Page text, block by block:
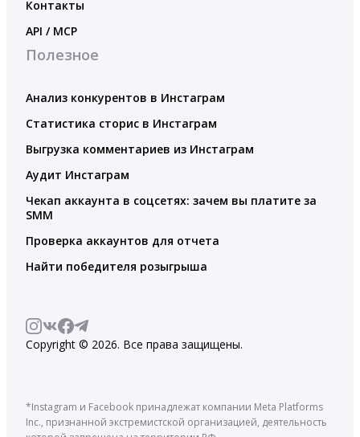
Контакты
API / MCP
Полезное
Анализ конкурентов в Инстаграм
Статистика сторис в Инстаграм
Выгрузка комментариев из Инстаграм
Аудит Инстаграм
Чекап аккаунта в соцсетях: зачем вы платите за
SMM
Проверка аккаунтов для отчета
Найти победителя розыгрыша
Copyright © 2026. Все права защищены.
*Instagram и Facebook принадлежат компании Meta Platforms
Inc., признанной экстремистской организацией, деятельность